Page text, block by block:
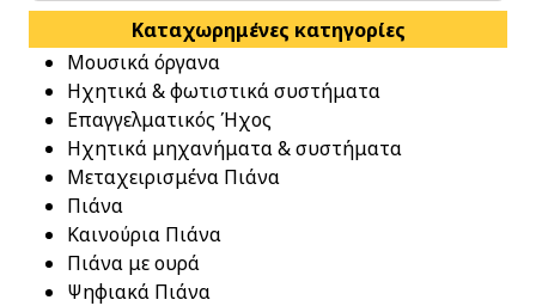
Καταχωρημένες κατηγορίες
Μουσικά όργανα
Ηχητικά & φωτιστικά συστήματα
Επαγγελματικός Ήχος
Ηχητικά μηχανήματα & συστήματα
Μεταχειρισμένα Πιάνα
Πιάνα
Καινούρια Πιάνα
Πιάνα με ουρά
Ψηφιακά Πιάνα